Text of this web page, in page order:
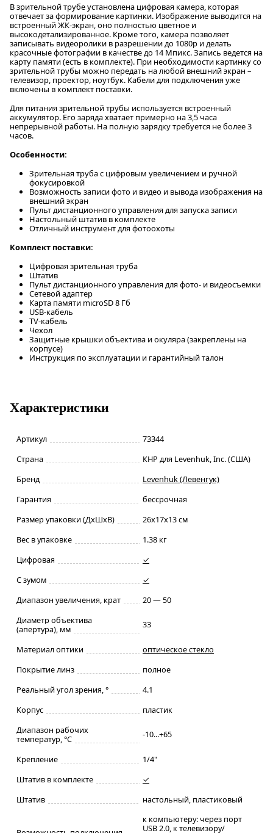
В зрительной трубе установлена цифровая камера, которая
отвечает за формирование картинки. Изображение выводится на
встроенный ЖК-экран, оно полностью цветное и
высокодетализированное. Кроме того, камера позволяет
записывать видеоролики в разрешении до 1080р и делать
красочные фотографии в качестве до 14 Мпикс. Запись ведется на
карту памяти (есть в комплекте). При необходимости картинку со
зрительной трубы можно передать на любой внешний экран –
телевизор, проектор, ноутбук. Кабели для подключения уже
включены в комплект поставки.
Для питания зрительной трубы используется встроенный
аккумулятор. Его заряда хватает примерно на 3,5 часа
непрерывной работы. На полную зарядку требуется не более 3
часов.
Особенности:
Зрительная труба с цифровым увеличением и ручной
фокусировкой
Возможность записи фото и видео и вывода изображения на
внешний экран
Пульт дистанционного управления для запуска записи
Настольный штатив в комплекте
Отличный инструмент для фотоохоты
Комплект поставки:
Цифровая зрительная труба
Штатив
Пульт дистанционного управления для фото- и видеосъемки
Сетевой адаптер
Карта памяти microSD 8 Гб
USB-кабель
TV-кабель
Чехол
Защитные крышки объектива и окуляра (закреплены на
корпусе)
Инструкция по эксплуатации и гарантийный талон
Характеристики
Артикул
73344
Страна
КНР для Levenhuk, Inc. (США)
Бренд
Levenhuk (Левенгук)
Гарантия
бессрочная
Размер упаковки (ДxШxВ)
26x17x13 см
Вес в упаковке
1.38 кг
Цифровая
✓
С зумом
✓
Диапазон увеличения, крат
20 — 50
Диаметр объектива
(апертура), мм
33
Материал оптики
оптическое стекло
Покрытие линз
полное
Реальный угол зрения, °
4.1
Корпус
пластик
Диапазон рабочих
температур, °С
-10...+65
Крепление
1/4"
Штатив в комплекте
✓
Штатив
настольный, пластиковый
к компьютеру: через порт
USB 2.0, к телевизору/